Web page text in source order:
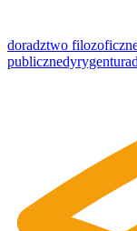
doradztwo
publicznedyrygentura